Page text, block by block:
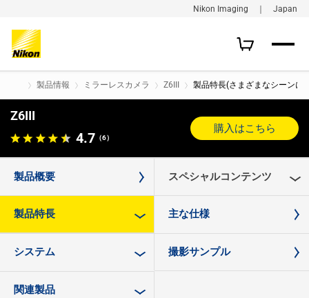
Nikon Imaging ｜ Japan
製品情報 ミラーレスカメラ Z6III 製品特長(さまざまなシーンに
Z6III
4.7 （6）
購入はこちら
製品概要 スペシャルコンテンツ
製品特長 主な仕様
システム 撮影サンプル
関連製品